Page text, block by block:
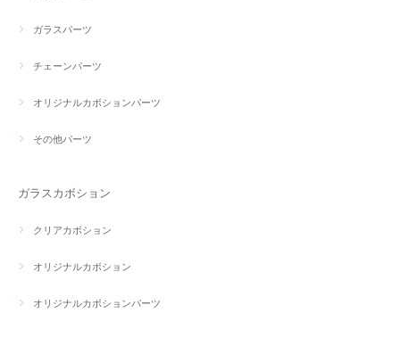
ガラスパーツ
チェーンパーツ
オリジナルカボションパーツ
その他パーツ
ガラスカボション
クリアカボション
オリジナルカボション
オリジナルカボションパーツ